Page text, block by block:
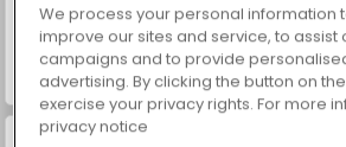
VegaMix Da Vinci Puzzles Hidden
We process your personal information
improve our sites and service, to assist
campaigns and to provide
advertising. By clicking the button on
exercise your privacy rights. For more
privacy notice